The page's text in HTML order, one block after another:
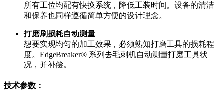
所有工位均配有快换系统， 降低工装时间。设备的清洁
和保养也同样遵循简单方便的设计理念。
打磨刷损耗自动测量
想要实现均匀的加工效果，必须熟知打磨工具的损耗程
度。EdgeBreaker® 系列去毛刺机自动测量打磨工具状
况，并补偿。
技术参数：